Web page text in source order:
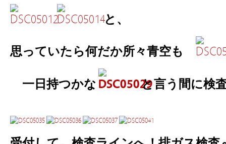
と、
思っていたら何だか所々青空も
一日持つかな と言う間に検